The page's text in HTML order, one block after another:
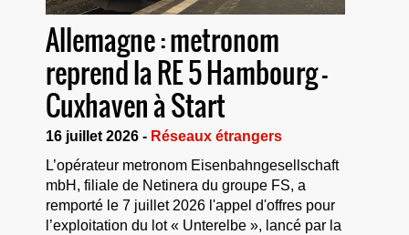
Allemagne : metronom
reprend la RE 5 Hambourg –
Cuxhaven à Start
16 juillet 2026 - Réseaux étrangers
L’opérateur metronom Eisenbahngesellschaft
mbH, filiale de Netinera du groupe FS, a
remporté le 7 juillet 2026 l'appel d'offres pour
l’exploitation du lot « Unterelbe », lancé par la